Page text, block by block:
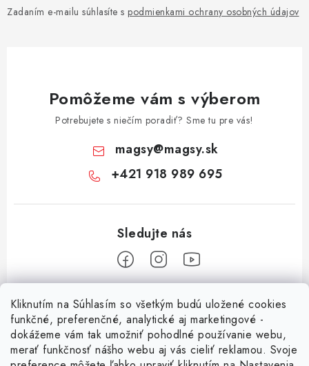
Kliknutím na Súhlasím so všetkým budú uložené cookies
funkčné, preferenčné, analytické aj marketingové -
dokážeme vám tak umožniť pohodlné používanie webu,
merať funkčnosť nášho webu aj vás cieliť reklamou. Svoje
Zadaním e-mailu súhlasíte s podmienkami ochrany osobných údajov
Pomôžeme vám s výberom
Potrebujete s niečím poradiť? Sme tu pre vás!
magsy@magsy.sk
+421 918 989 695
Informácie pre vás
O nás